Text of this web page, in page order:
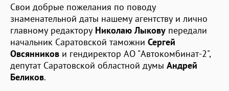
Свои добрые пожелания по поводу
знаменательной даты нашему агентству и лично
главному редактору Николаю Лыкову передали
начальник Саратовской таможни Сергей
Овсянников и гендиректор АО "Автокомбинат-2",
депутат Саратовской областной думы Андрей
Беликов.